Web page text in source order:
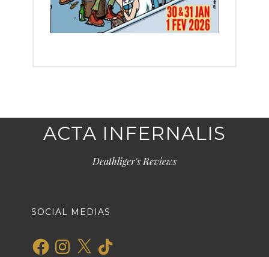
ACTA INFERNALIS
Deathliger's Reviews
SOCIAL MEDIAS
FacebookInstagram
X TikTok